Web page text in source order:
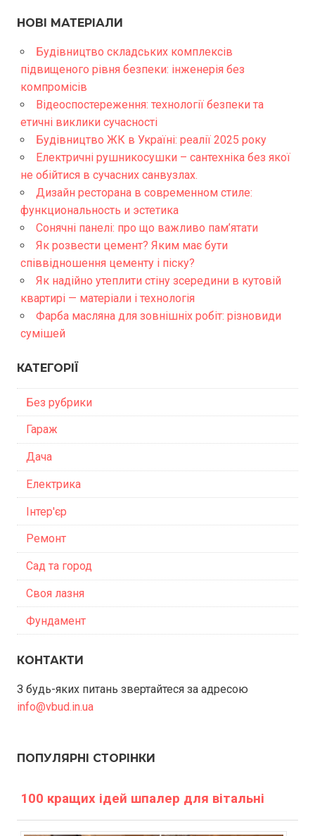
НОВІ МАТЕРІАЛИ
Будівництво складських комплексів
підвищеного рівня безпеки: інженерія без
компромісів
Відеоспостереження: технології безпеки та
етичні виклики сучасності
Будівництво ЖК в Україні: реалії 2025 року
Електричні рушникосушки – сантехніка без якої
не обійтися в сучасних санвузлах.
Дизайн ресторана в современном стиле:
функциональность и эстетика
Сонячні панелі: про що важливо пам’ятати
Як розвести цемент? Яким має бути
співвідношення цементу і піску?
Як надійно утеплити стіну зсередини в кутовій
квартирі — матеріали і технологія
Фарба масляна для зовнішніх робіт: різновиди
сумішей
КАТЕГОРІЇ
Без рубрики
Гараж
Дача
Електрика
Інтер'єр
Ремонт
Сад та город
Своя лазня
Фундамент
КОНТАКТИ
З будь-яких питань звертайтеся за адресою
info@vbud.in.ua
ПОПУЛЯРНІ СТОРІНКИ
100 кращих ідей шпалер для вітальні